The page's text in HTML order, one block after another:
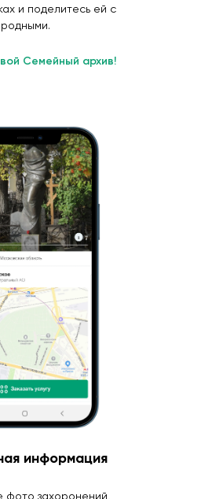
и поделитесь ей с
родными.
Семейный архив!
информация
фото захоронений,